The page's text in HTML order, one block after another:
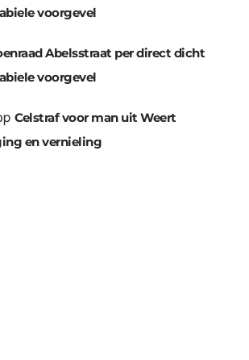
voorgevel
Abelsstraat per direct dicht
voorgevel
Celstraf voor man uit Weert
en vernieling